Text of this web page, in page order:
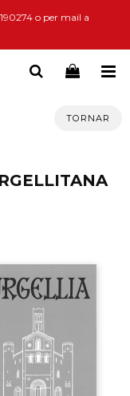
o per mail a
TORNAR